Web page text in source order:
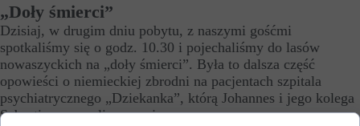
„Doły śmierci”
Dzisiaj, w drugim dniu pobytu, z naszymi gośćmi
spotkaliśmy się o godz. 10.30 i pojechaliśmy do lasów
nowaszyckich na „doły śmierci”. Była to dalsza część
opowieści o niemieckiej zbrodni na pacjentach szpitala
psychiatrycznego „Dziekanka”, którą Johannes i jego kolega
Sebastian, poznali wczoraj.